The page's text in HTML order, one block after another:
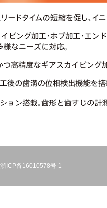
浙ICP备16010578号-1